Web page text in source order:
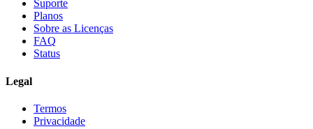
Suporte
Planos
Sobre as Licenças
FAQ
Status
Legal
Termos
Privacidade